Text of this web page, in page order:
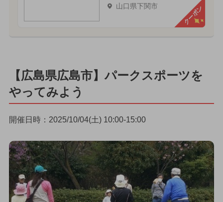
山口県下関市 クーポン
【広島県広島市】パークスポーツを
やってみよう
開催日時：2025/10/04(土) 10:00-15:00